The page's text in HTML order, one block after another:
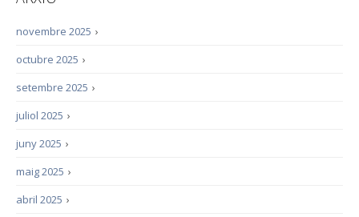
›
novembre 2025
›
octubre 2025
›
setembre 2025
›
juliol 2025
›
juny 2025
›
maig 2025
›
abril 2025